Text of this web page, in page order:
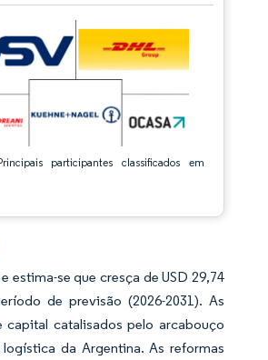
participantes classificados em
requer atribuição conforme CC BY 4.0.
se que cresça de USD 29,74
de previsão (2026-2031). As
catalisados pelo arcabouço
da Argentina. As reformas